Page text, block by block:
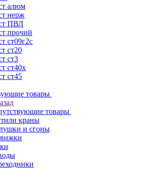
алюм
нерж
ПВЛ
прочий
ст09г2с
ст20
ст3
ст40х
ст45
товары
товары
краны
и сгоны